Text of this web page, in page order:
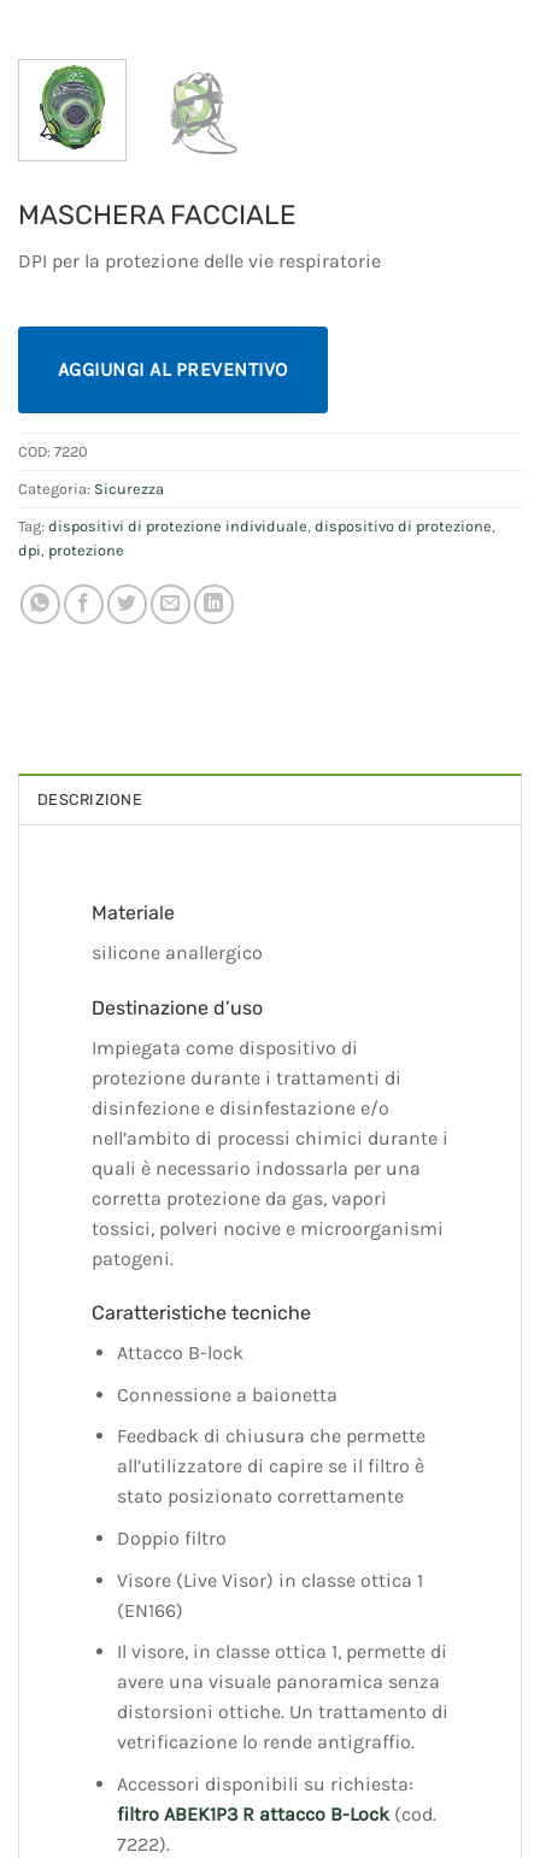
MASCHERA FACCIALE
DPI per la protezione delle vie respiratorie
AGGIUNGI AL PREVENTIVO
COD: 7220
Categoria: Sicurezza
Tag: dispositivi di protezione individuale dispositivo di protezione
dpi protezione
DESCRIZIONE
Materiale
silicone anallergico
Destinazione d’uso
Impiegata come dispositivo di
protezione durante i trattamenti di
disinfezione e disinfestazione e/o
nell’ambito di processi chimici durante i
quali è necessario indossarla per una
corretta protezione da gas, vapori
tossici, polveri nocive e microorganismi
patogeni.
Caratteristiche tecniche
Attacco B-lock
Connessione a baionetta
Feedback di chiusura che permette
all’utilizzatore di capire se il filtro è
stato posizionato correttamente
Doppio filtro
Visore (Live Visor) in classe ottica 1
(EN166)
Il visore, in classe ottica 1, permette di
avere una visuale panoramica senza
distorsioni ottiche. Un trattamento di
vetrificazione lo rende antigraffio.
Accessori disponibili su richiesta:
filtro ABEK1P3 R attacco B-Lock (cod.
7222).